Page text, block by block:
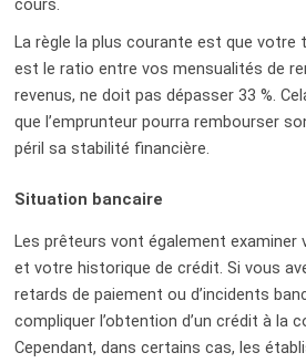
cours.
La règle la plus courante est que votre
est le ratio entre vos mensualités de
revenus, ne doit pas dépasser 33 %.
que l’emprunteur pourra rembourser
péril sa stabilité financière.
Situation bancaire
Les prêteurs vont également
et votre historique de crédit. Si vous
retards de paiement ou d’incidents
compliquer l’obtention d’un crédit à la
Cependant, dans certains cas, les